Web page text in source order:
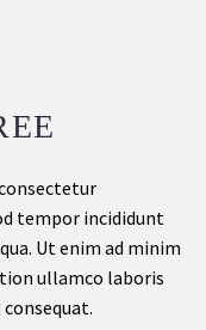
tempor incididunt
Ut enim ad minim
ullamco laboris